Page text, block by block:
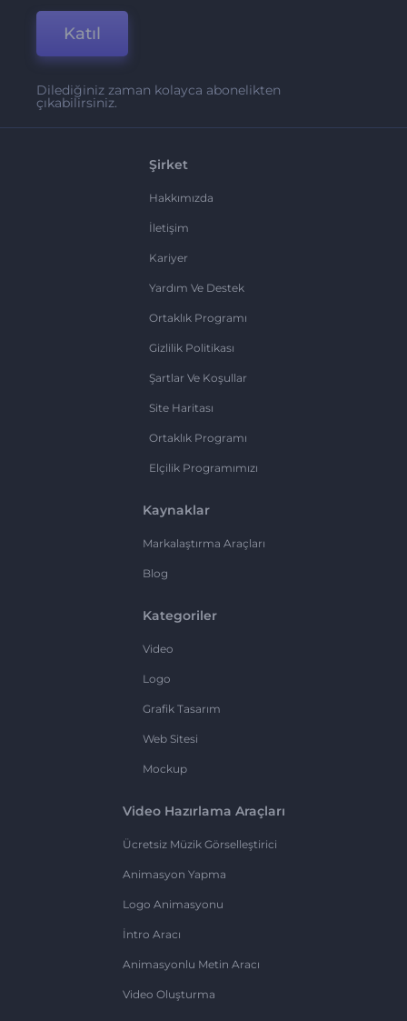
Katıl
Dilediğiniz zaman kolayca abonelikten
çıkabilirsiniz.
Şirket
Hakkımızda
İletişim
Kariyer
Yardım Ve Destek
Ortaklık Programı
Gizlilik Politikası
Şartlar Ve Koşullar
Site Haritası
Ortaklık Programı
Elçilik Programımızı
Kaynaklar
Markalaştırma Araçları
Blog
Kategoriler
Video
Logo
Grafik Tasarım
Web Sitesi
Mockup
Video Hazırlama Araçları
Ücretsiz Müzik Görselleştirici
Animasyon Yapma
Logo Animasyonu
İntro Aracı
Animasyonlu Metin Aracı
Video Oluşturma